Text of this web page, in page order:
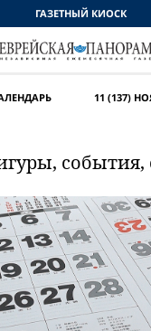
11 (137)
события,
ГАЗЕТНЫЙ КИОСК